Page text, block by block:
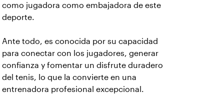
como jugadora como embajadora de este
deporte.
Ante todo, es conocida por su capacidad
para conectar con los jugadores, generar
confianza y fomentar un disfrute duradero
del tenis, lo que la convierte en una
entrenadora profesional excepcional.